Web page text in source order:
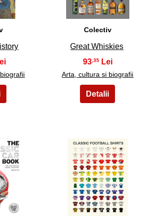
Colectiv
Great Whiskies
93,35
Arta, cultura si biografii
16